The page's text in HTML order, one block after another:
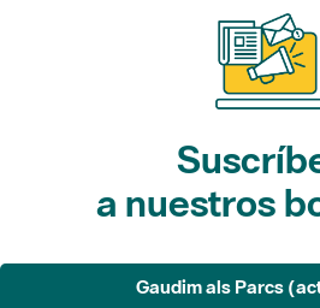
a nuestros
Gaudim als Parcs